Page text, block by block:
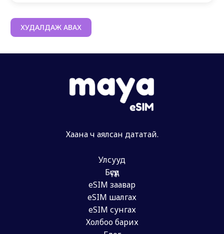
ХУДАЛДАЖ АВАХ
Хаана ч аялсан дататай.
Улсууд
Бүсүүд
eSIM заавар
eSIM шалгах
eSIM сунгах
Холбоо барих